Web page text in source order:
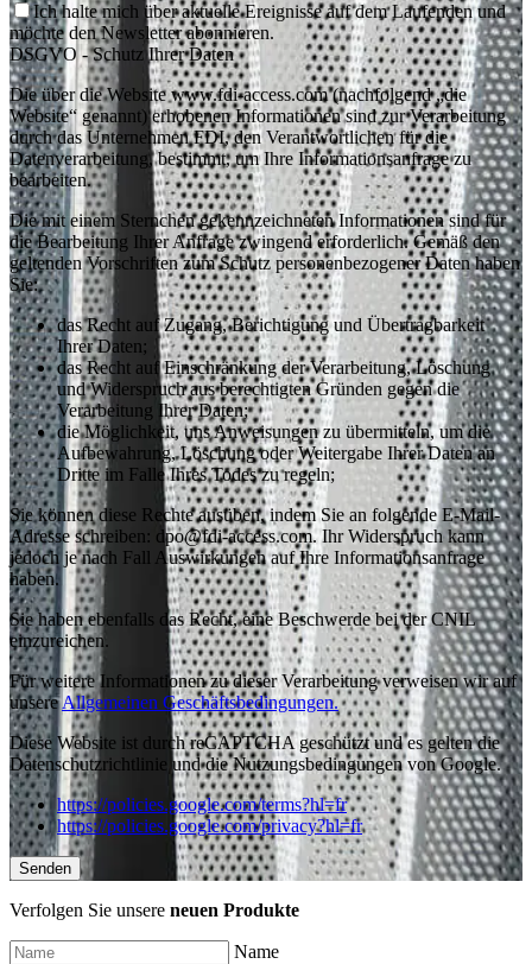
Ich halte mich über aktuelle Ereignisse auf dem Laufenden und
möchte den Newsletter abonnieren.
DSGVO - Schutz Ihrer Daten
Die über die Website www.fdi-access.com (nachfolgend „die
Website“ genannt) erhobenen Informationen sind zur Verarbeitung
durch das Unternehmen FDI, den Verantwortlichen für die
Datenverarbeitung, bestimmt, um Ihre Informationsanfrage zu
bearbeiten.
Die mit einem Sternchen gekennzeichneten Informationen sind für
die Bearbeitung Ihrer Anfrage zwingend erforderlich. Gemäß den
geltenden Vorschriften zum Schutz personenbezogener Daten haben
Sie:
das Recht auf Zugang, Berichtigung und Übertragbarkeit
Ihrer Daten;
das Recht auf Einschränkung der Verarbeitung, Löschung
und Widerspruch aus berechtigten Gründen gegen die
Verarbeitung Ihrer Daten;
die Möglichkeit, uns Anweisungen zu übermitteln, um die
Aufbewahrung, Löschung oder Weitergabe Ihrer Daten an
Dritte im Falle Ihres Todes zu regeln;
Sie können diese Rechte ausüben, indem Sie an folgende E-Mail-
Adresse schreiben: dpo@fdi-access.com. Ihr Widerspruch kann
jedoch je nach Fall Auswirkungen auf Ihre Informationsanfrage
haben.
Sie haben ebenfalls das Recht, eine Beschwerde bei der CNIL
einzureichen.
Für weitere Informationen zu dieser Verarbeitung verweisen wir auf
unsereAllgemeinen Geschäftsbedingungen.
Diese Website ist durch reCAPTCHA geschützt und es gelten die
Datenschutzrichtlinie und die Nutzungsbedingungen von Google.
https://policies.google.com/terms?hl=fr
https://policies.google.com/privacy?hl=fr
Verfolgen Sie unsere neuen Produkte
Name